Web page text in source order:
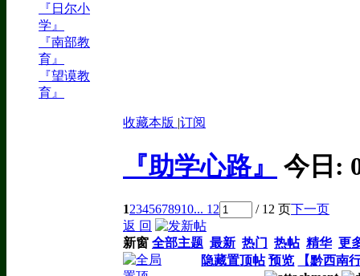
『日尔小
学』
『南部教
育』
『望谟教
育』
收藏本版 |订阅
『助学心路』 今日:
12345678910... 12 / 12 页下一页
返 回
新窗 全部主题 最新 热门 热帖 精华 更
隐藏置顶帖 预览 【黔西南